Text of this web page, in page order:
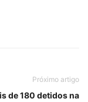
Próximo artigo
de 180 detidos na